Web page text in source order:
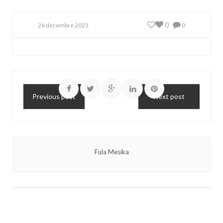
26 décembre 2023 0
0
Previous post Next post
Fula Mesika